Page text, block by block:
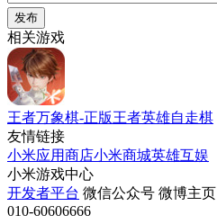
发布
相关游戏
王者万象棋-正版王者英雄自走棋
友情链接
小米应用商店小米商城英雄互娱
小米游戏中心
开发者平台 微信公众号 微博主页
010-60606666